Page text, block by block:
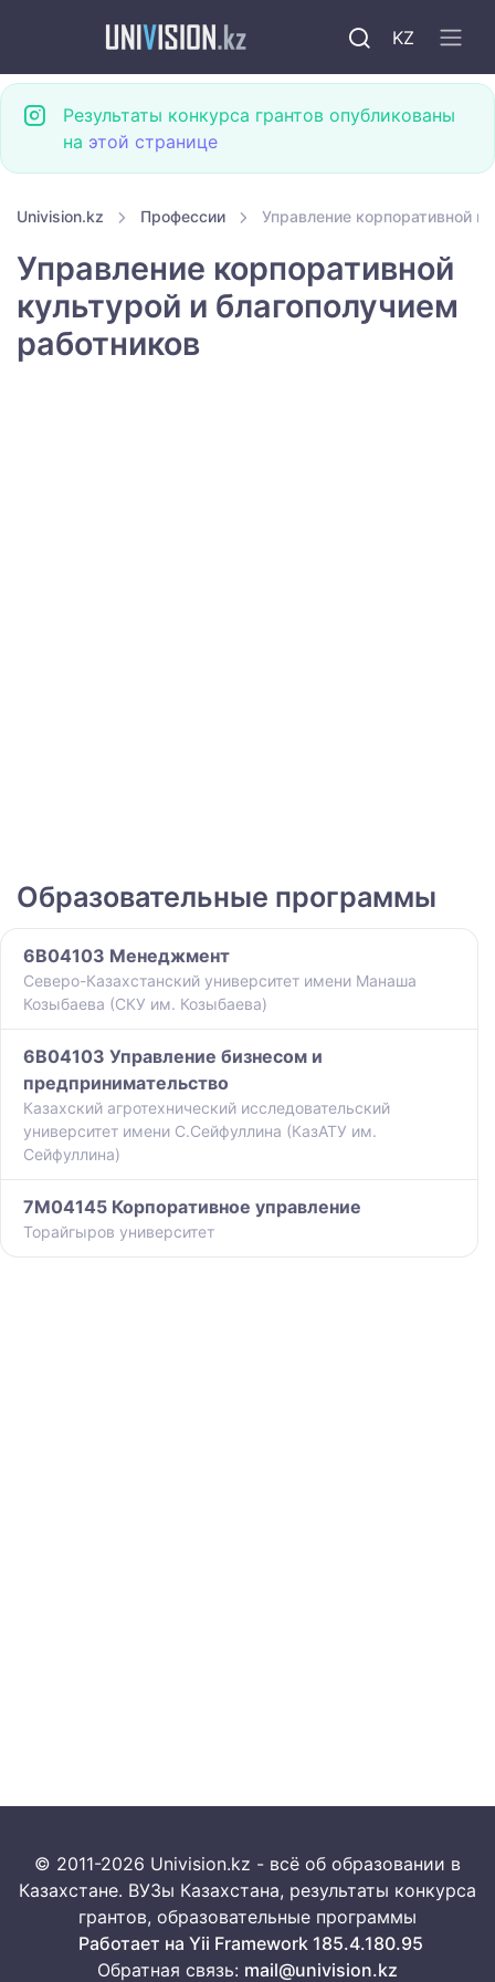
KZ
Результаты конкурса грантов опубликованы
на этой странице
Univision.kz Профессии Управление корпоративной
Управление корпоративной
культурой и благополучием
работников
Образовательные программы
6B04103 Менеджмент
Северо-Казахстанский университет имени Манаша
Козыбаева (СКУ им. Козыбаева)
6B04103 Управление бизнесом и
предпринимательство
Казахский агротехнический исследовательский
университет имени С.Сейфуллина (КазАТУ им.
Сейфуллина)
7M04145 Корпоративное управление
Торайгыров университет
© 2011-2026 Univision.kz - всё об образовании в
Казахстане. ВУЗы Казахстана, результаты конкурса
грантов, образовательные программы
Работает на Yii Framework 185.4.180.95
Обратная связь: mail@univision.kz